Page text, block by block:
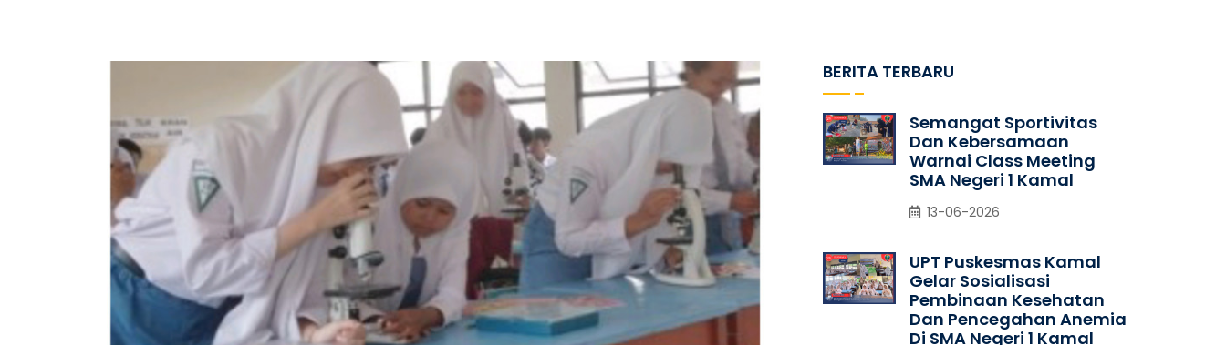
BERITA TERBARU
Semangat Sportivitas
Dan Kebersamaan
Warnai Class Meeting
SMA Negeri 1 Kamal
13-06-2026
UPT Puskesmas Kamal
Gelar Sosialisasi
Pembinaan Kesehatan
Dan Pencegahan Anemia
Di SMA Negeri 1 Kamal